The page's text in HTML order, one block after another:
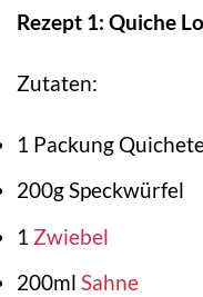
Rezept 1: Quiche
Zutaten:
1 Packung
200g Speckwürfel
1 Zwiebel
200ml Sahne